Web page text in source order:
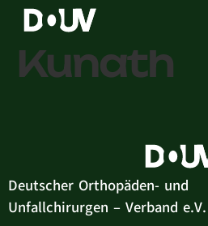
Dr. med.
Kunath
Deutscher Orthopäden- und
Unfallchirurgen – Verband e.V.